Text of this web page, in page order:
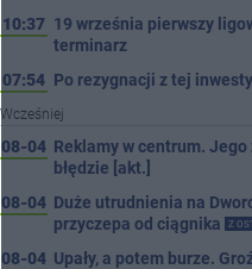
10:37 19 września pierwszy
terminarz
07:54 Po rezygnacji z tej
Wcześniej
08-04 Reklamy w centrum.
błędzie [akt.]
08-04 Duże utrudnienia na
przyczepa od ciągnika
Z
08-04 Upały, a potem burze.